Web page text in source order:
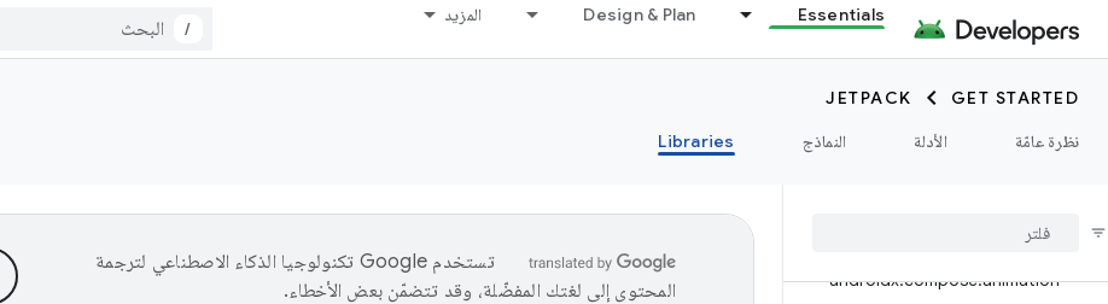
Essentials
Design & Plan المزيد
/
GET STARTED
JETPACK
نظرة عامّة
الأدلة النماذج Libraries
androidx.camera.media3
androidx.camera.viewfinder
androidx.car
compose
androidx.compose.animation
تستخدم Google تكنولوجيا الذكاء الاصطناعي لترجمة
المحتوى إلى لغتك المفضّلة، وقد تتضمّن بعض الأخطاء.